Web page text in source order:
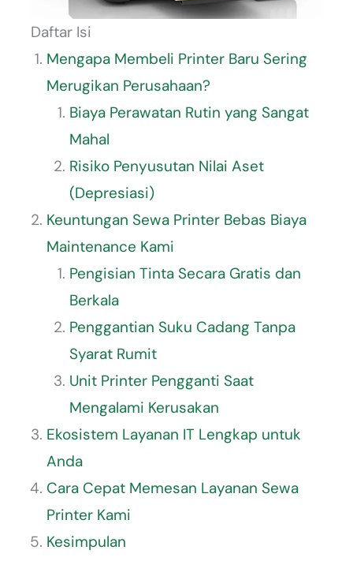
Daftar Isi
Mengapa Membeli Printer Baru Sering
Merugikan Perusahaan?
Biaya Perawatan Rutin yang Sangat
Mahal
Risiko Penyusutan Nilai Aset
(Depresiasi)
Keuntungan Sewa Printer Bebas Biaya
Maintenance Kami
Pengisian Tinta Secara Gratis dan
Berkala
Penggantian Suku Cadang Tanpa
Syarat Rumit
Unit Printer Pengganti Saat
Mengalami Kerusakan
Ekosistem Layanan IT Lengkap untuk
Anda
Cara Cepat Memesan Layanan Sewa
Printer Kami
Kesimpulan